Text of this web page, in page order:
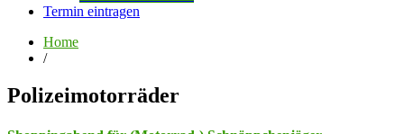
Termin eintragen
Home
/
Polizeimotorräder